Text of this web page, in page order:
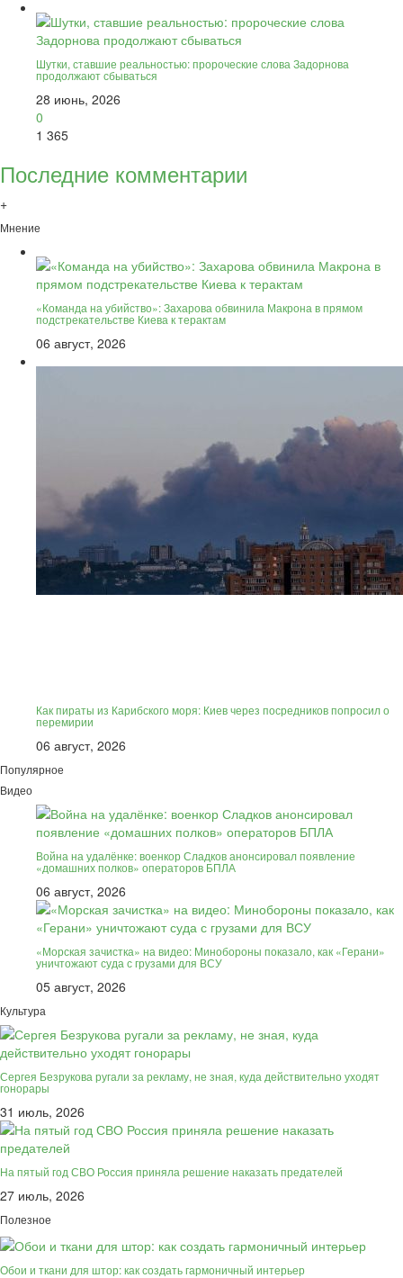
Шутки, ставшие реальностью: пророческие слова Задорнова
продолжают сбываться
28 июнь, 2026
0
1 365
Последние комментарии
+
Мнение
«Команда на убийство»: Захарова обвинила Макрона в прямом
подстрекательстве Киева к терактам
06 август, 2026
Как пираты из Карибского моря: Киев через посредников попросил о
перемирии
06 август, 2026
Популярное
Видео
Война на удалёнке: военкор Сладков анонсировал появление
«домашних полков» операторов БПЛА
06 август, 2026
«Морская зачистка» на видео: Минобороны показало, как «Герани»
уничтожают суда с грузами для ВСУ
05 август, 2026
Культура
Сергея Безрукова ругали за рекламу, не зная, куда действительно уходят
гонорары
31 июль, 2026
На пятый год СВО Россия приняла решение наказать предателей
27 июль, 2026
Полезное
Обои и ткани для штор: как создать гармоничный интерьер